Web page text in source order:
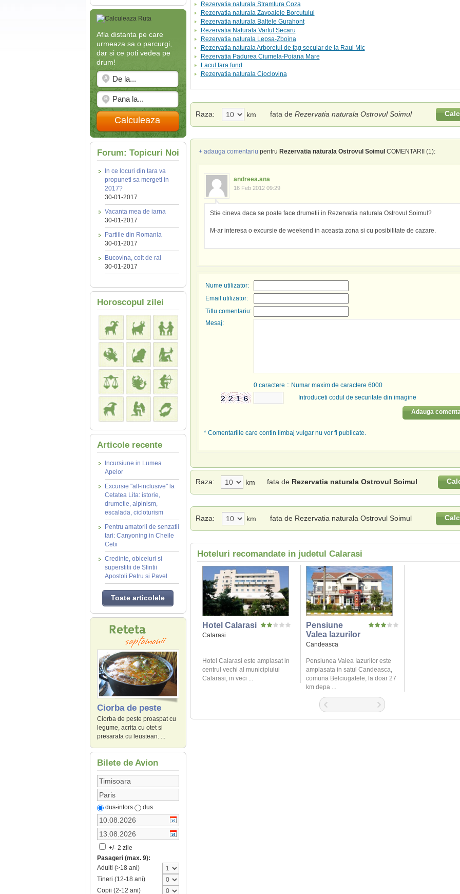
Afla distanta pe care
urmeaza sa o parcurgi,
dar si ce poti vedea pe
drum!
Calculeaza
Forum: Topicuri Noi
In ce locuri din tara va
propuneti sa mergeti in
2017?
30-01-2017
Vacanta mea de iarna
30-01-2017
Partiile din Romania
30-01-2017
Bucovina, colt de rai
30-01-2017
Horoscopul zilei
Articole recente
Incursiune in Lumea
Apelor
Excursie "all-inclusive" la
Cetatea Lita: istorie,
drumetie, alpinism,
escalada, cicloturism
Pentru amatorii de senzatii
tari: Canyoning in Cheile
Cetii
Credinte, obiceiuri si
superstitii de Sfintii
Apostoli Petru si Pavel
Toate articolele
Ciorba de peste
Ciorba de peste proaspat cu
legume, acrita cu otet si
presarata cu leustean. ...
Bilete de Avion
dus-intors dus
+/- 2 zile
Pasageri (max. 9):
Adulti (>18 ani)
Tineri (12-18 ani)
Copii (2-12 ani)
Rezervatia naturala Stramtura Coza
Rezervatia naturala Zavoaiele Borcutului
Rezervatia naturala Baltele Gurahont
Rezervatia Naturala Varful Secaru
Rezervatia naturala Lepsa-Zboina
Rezervatia naturala Arboretul de fag secular de la Raul Mic
Rezervatia Padurea Ciumela-Poiana Mare
Lacul fara fund
Rezervatia naturala Cioclovina
Raza: km fata de Rezervatia naturala Ostrovul Soimul
+ adauga comentariu pentru Rezervatia naturala Ostrovul Soimul COMENTARII (1):
andreea.ana
16 Feb 2012 09:29
Stie cineva daca se poate face drumetii in Rezervatia naturala Ostrovul Soimul?
M-ar interesa o excursie de weekend in aceasta zona si cu posibilitate de cazare.
Nume utilizator:
Email utilizator:
Titlu comentariu:
Mesaj:
0caractere :: Numar maxim de caractere 6000
Introduceti codul de securitate din imagine
Adauga
* Comentariile care contin limbaj vulgar nu vor fi publicate.
Raza: km fata de Rezervatia naturala Ostrovul Soimul
Raza: km fata de Rezervatia naturala Ostrovul Soimul
Hoteluri recomandate in judetul Calarasi
Hotel Calarasi
Calarasi
Hotel Calarasi este amplasat in
centrul vechi al municipiului
Calarasi, in veci ...
Pensiune
Valea Iazurilor
Candeasca
Pensiunea Valea Iazurilor este
amplasata in satul Candeasca,
comuna Belciugatele, la doar 27
km depa ...